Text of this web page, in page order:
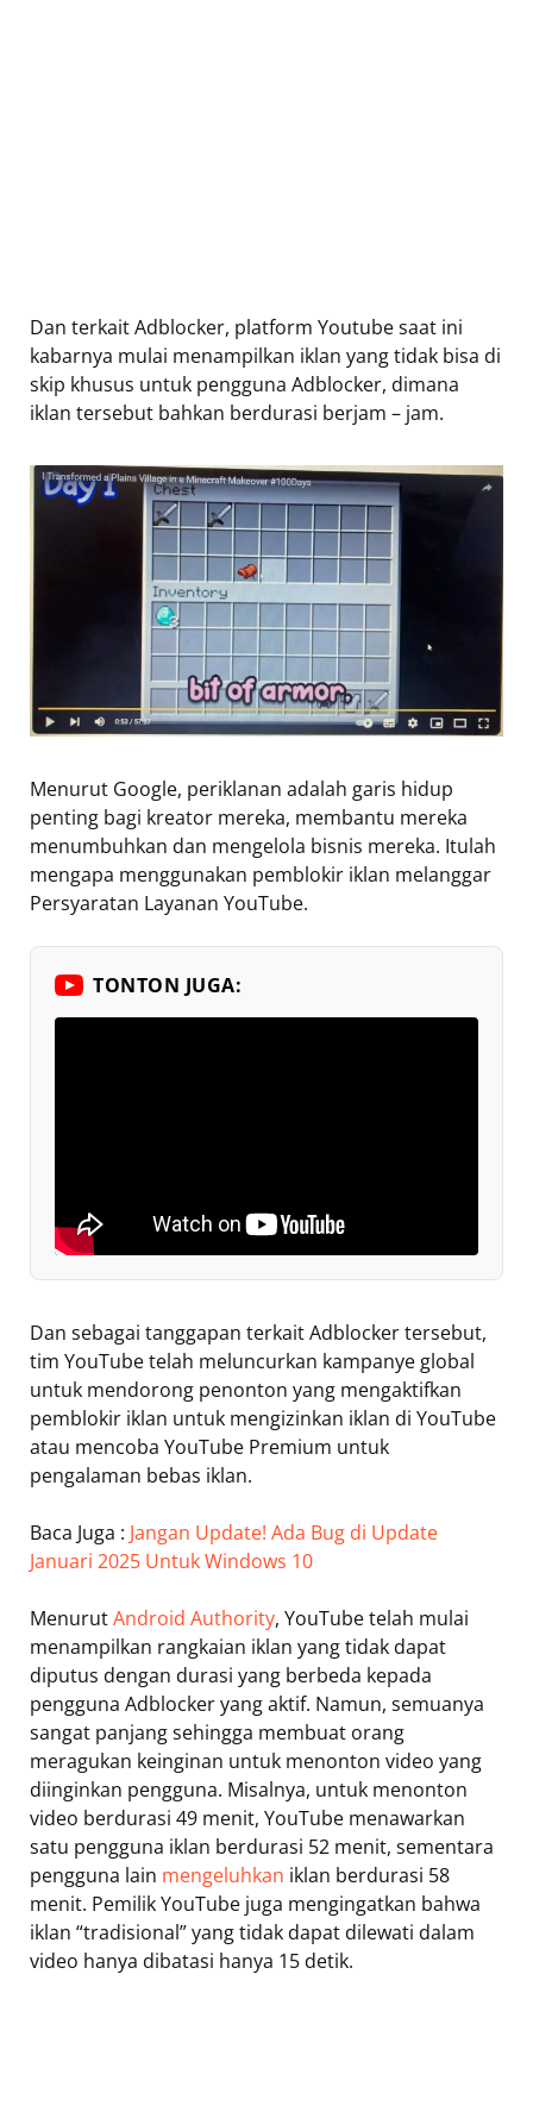
Dan terkait Adblocker, platform Youtube saat ini
kabarnya mulai menampilkan iklan yang tidak bisa di
skip khusus untuk pengguna Adblocker, dimana
iklan tersebut bahkan berdurasi berjam – jam.
Menurut Google, periklanan adalah garis hidup
penting bagi kreator mereka, membantu mereka
menumbuhkan dan mengelola bisnis mereka. Itulah
mengapa menggunakan pemblokir iklan melanggar
Persyaratan Layanan YouTube.
TONTON JUGA:
Dan sebagai tanggapan terkait Adblocker tersebut,
tim YouTube telah meluncurkan kampanye global
untuk mendorong penonton yang mengaktifkan
pemblokir iklan untuk mengizinkan iklan di YouTube
atau mencoba YouTube Premium untuk
pengalaman bebas iklan.
Baca Juga : Jangan Update! Ada Bug di Update
Januari 2025 Untuk Windows 10
MenurutAndroid Authority, YouTube telah mulai
menampilkan rangkaian iklan yang tidak dapat
diputus dengan durasi yang berbeda kepada
pengguna Adblocker yang aktif. Namun, semuanya
sangat panjang sehingga membuat orang
meragukan keinginan untuk menonton video yang
diinginkan pengguna. Misalnya, untuk menonton
video berdurasi 49 menit, YouTube menawarkan
satu pengguna iklan berdurasi 52 menit, sementara
pengguna lain mengeluhkan iklan berdurasi 58
menit. Pemilik YouTube juga mengingatkan bahwa
iklan “tradisional” yang tidak dapat dilewati dalam
video hanya dibatasi hanya 15 detik.